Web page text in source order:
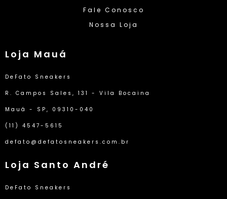
Fale Conosco
Nossa Loja
Loja Mauá
DeFato Sneakers
R. Campos Sales, 131 - Vila Bocaina
Mauá - SP, 09310-040
(11) 4547-5615
defato@defatosneakers.com.br
Loja Santo André
DeFato Sneakers